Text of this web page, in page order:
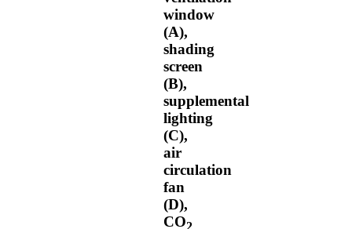
window
(A),
shading
screen
(B),
supplemental
lighting
(C),
air
circulation
fan
(D),
CO2